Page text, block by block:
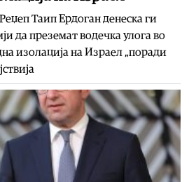
Таип Ердоган денеска ги
да преземат водечка улога во
изолација на Израел „поради